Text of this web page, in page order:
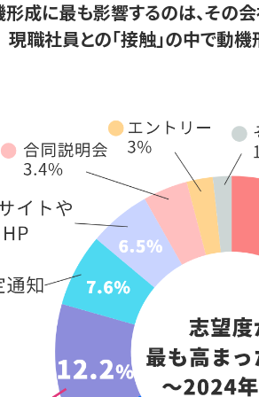
成に最も影響するのは、その会
現職社員との「接触」の中で動機